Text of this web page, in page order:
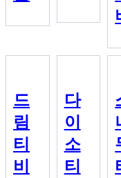
드
림
티
비
다
이
소
티